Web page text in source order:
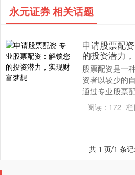
永元证券 相关话题
申请股票配
的投资潜力
股票配资是一
资者以较少的
通过专业股票
其投资资金申
的收益。 配资
阅读： 172 栏
共 1 页/1 条